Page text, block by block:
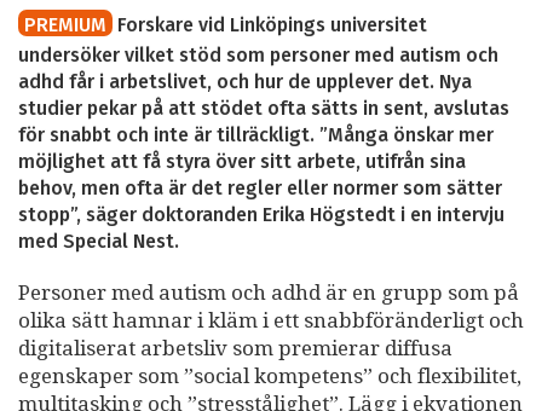
PREMIUM Forskare vid Linköpings universitet
undersöker vilket stöd som personer med autism och
adhd får i arbetslivet, och hur de upplever det. Nya
studier pekar på att stödet ofta sätts in sent, avslutas
för snabbt och inte är tillräckligt. ”Många önskar mer
möjlighet att få styra över sitt arbete, utifrån sina
behov, men ofta är det regler eller normer som sätter
stopp”, säger doktoranden Erika Högstedt i en intervju
med Special Nest.
Personer med autism och adhd är en grupp som på
olika sätt hamnar i kläm i ett snabbföränderligt och
digitaliserat arbetsliv som premierar diffusa
egenskaper som ”social kompetens” och flexibilitet,
multitasking och ”stresstålighet”. Lägg i ekvationen